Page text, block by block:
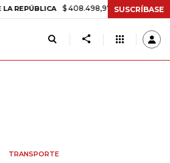
$ 408.498,97 +$ 8.753,81 +2,19%
SUSCRÍBASE
TRANSPORTE